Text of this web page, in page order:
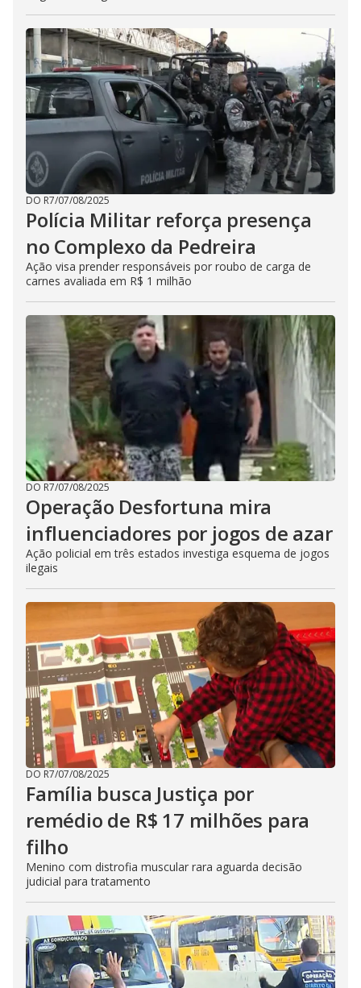
DO R7/07/08/2025
Polícia Militar reforça presença
no Complexo da Pedreira
Ação visa prender responsáveis por roubo de carga de
carnes avaliada em R$ 1 milhão
DO R7/07/08/2025
Operação Desfortuna mira
influenciadores por jogos de azar
Ação policial em três estados investiga esquema de jogos
ilegais
DO R7/07/08/2025
Família busca Justiça por
remédio de R$ 17 milhões para
filho
Menino com distrofia muscular rara aguarda decisão
judicial para tratamento